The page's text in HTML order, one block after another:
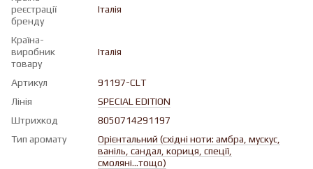
реєстрації
бренду
Італія
Країна-
виробник
товару
Італія
Артикул
91197-CLT
Лінія
SPECIAL EDITION
Штрихкод
8050714291197
Тип аромату
Орієнтальний (східні ноти: амбра, мускус,
ваніль, сандал, кориця, спеції,
смоляні...тощо)